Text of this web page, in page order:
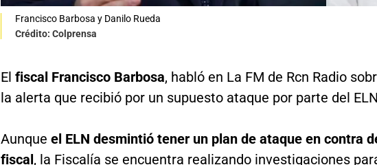
Francisco Barbosa y Danilo Rueda
Crédito: Colprensa
El fiscal Francisco Barbosa, habló en La FM de Rcn Radio
la alerta que recibió por un supuesto ataque por parte del
Aunque el ELN desmintió tener un plan de ataque en contra
fiscal , la Fiscalía se encuentra realizando investigaciones